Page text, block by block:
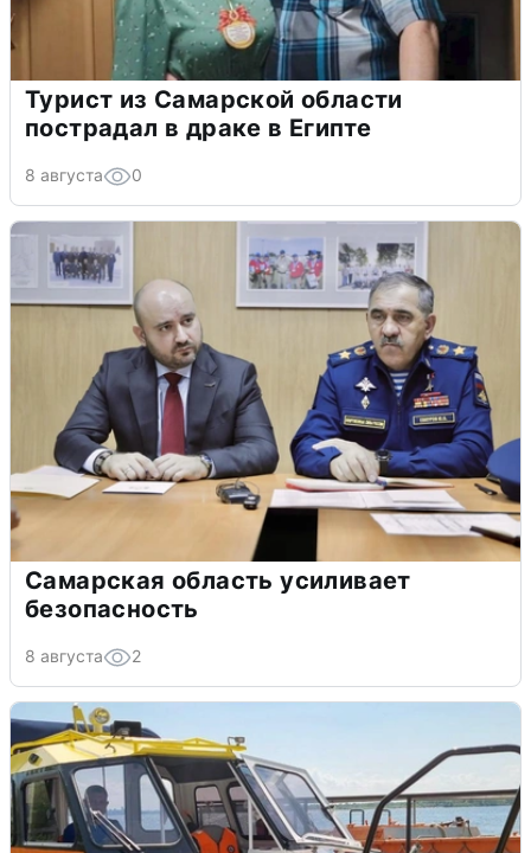
Турист из Самарской области
пострадал в драке в Египте
8 августа 0
Самарская область усиливает
безопасность
8 августа 2